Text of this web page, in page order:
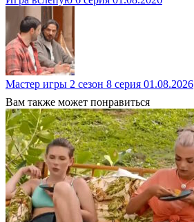
Мастер игры 2 сезон 8 серия 01.08.2026
Вам также может понравиться